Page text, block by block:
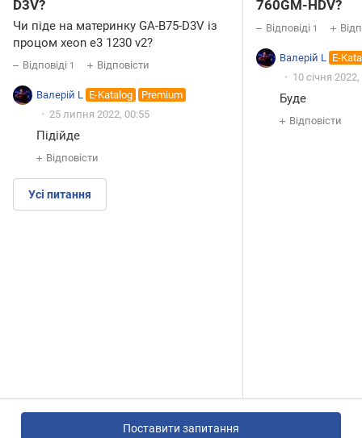
D3V?
Чи піде на материнку GA-B75-D3V із
процом xeon e3 1230 v2?
Відповіді 1 Відповісти
Валерій L E-Katalog
Premium
25 липня 2022, 00:55
Підійде
Відповісти
Усі питання
760GM-HDV?
Відповіді 1
Валерій L
E-
10 січня
Буде
Відповісти
Поставити запитання